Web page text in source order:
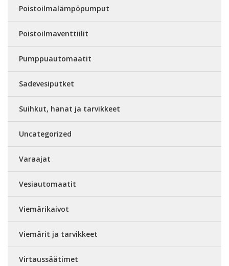
Poistoilmalämpöpumput
Poistoilmaventtiilit
Pumppuautomaatit
Sadevesiputket
Suihkut, hanat ja tarvikkeet
Uncategorized
Varaajat
Vesiautomaatit
Viemärikaivot
Viemärit ja tarvikkeet
Virtaussäätimet